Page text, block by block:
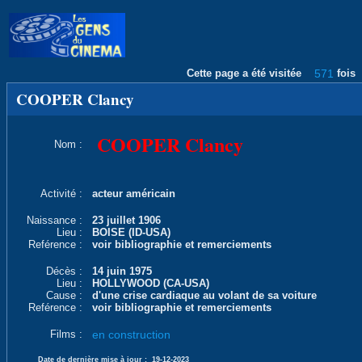
Cette page a été visitée 571 fois
COOPER Clancy
Nom : COOPER Clancy
Activité : acteur américain
Naissance :
23 juillet 1906
Lieu :
BOISE (ID-USA)
Reférence :
voir bibliographie et remerciements
Décès :
14 juin 1975
Lieu :
HOLLYWOOD (CA-USA)
Cause :
d'une crise cardiaque au volant de sa voiture
Reférence :
voir bibliographie et remerciements
Films : en construction
Date de dernière mise à jour : 19-12-2023